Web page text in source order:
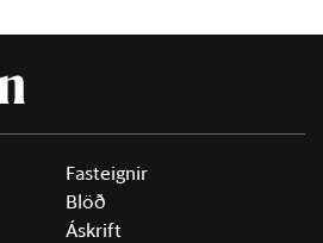
Fasteignir
Blöð
Áskrift